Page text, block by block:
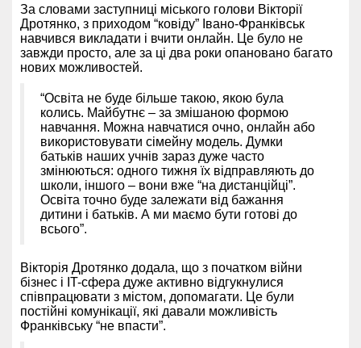
За словами заступниці міського голови Вікторії
Дротянко, з приходом “ковіду” Івано-Франківськ
навчився викладати і вчити онлайн. Це було не
завжди просто, але за ці два роки опановано багато
нових можливостей.
“Освіта не буде більше такою, якою була
колись. Майбутнє – за змішаною формою
навчання. Можна навчатися очно, онлайн або
використовувати сімейну модель. Думки
батьків наших учнів зараз дуже часто
змінюються: одного тижня їх відправляють до
школи, іншого – вони вже “на дистанційці”.
Освіта точно буде залежати від бажання
дитини і батьків. А ми маємо бути готові до
всього”.
Вікторія Дротянко додала, що з початком війни
бізнес і IT-сфера дуже активно відгукнулися
співпрацювати з містом, допомагати. Це були
постійні комунікації, які давали можливість
Франківську “не впасти”.